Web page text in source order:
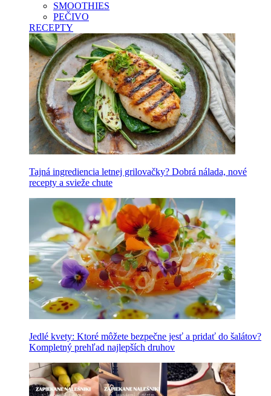
SMOOTHIES
PEČIVO
RECEPTY
Tajná ingrediencia letnej grilovačky? Dobrá nálada, nové
recepty a svieže chute
Jedlé kvety: Ktoré môžete bezpečne jesť a pridať do šalátov?
Kompletný prehľad najlepších druhov